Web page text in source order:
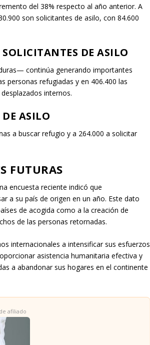
del 38% respecto al año anterior. A
son solicitantes de asilo, con 84.600
DE ASILO
continúa generando importantes
personas refugiadas y en 406.400 las
internos.
ASILO
a buscar refugio y a 264.000 a solicitar
FUTURAS
encuesta reciente indicó que
a su país de origen en un año. Este dato
de acogida como a la creación de
de las personas retornadas.
internacionales a intensificar sus esfuerzos
asistencia humanitaria efectiva y
a abandonar sus hogares en el continente
afiliado